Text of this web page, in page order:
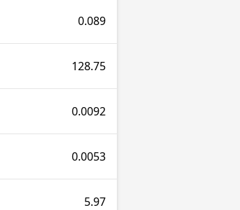
0.089
128.75
0.0092
0.0053
5.97